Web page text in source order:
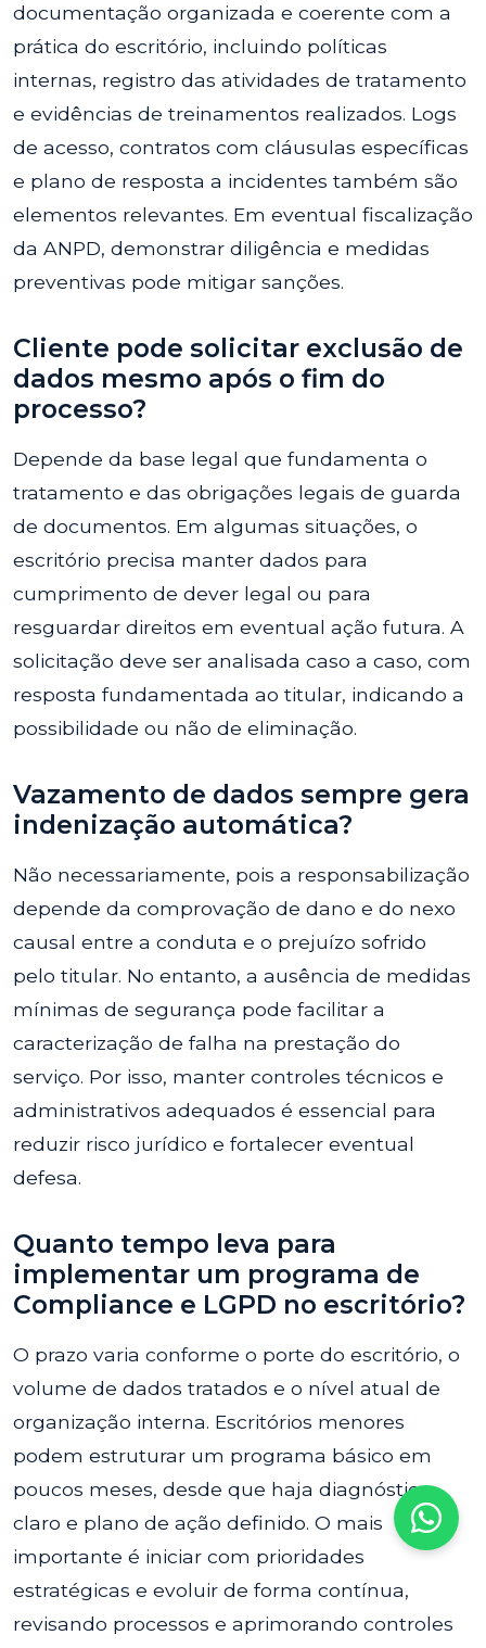
documentação organizada e coerente com a
prática do escritório, incluindo políticas
internas, registro das atividades de tratamento
e evidências de treinamentos realizados. Logs
de acesso, contratos com cláusulas específicas
e plano de resposta a incidentes também são
elementos relevantes. Em eventual fiscalização
da ANPD, demonstrar diligência e medidas
preventivas pode mitigar sanções.
Cliente pode solicitar exclusão de
dados mesmo após o fim do
processo?
Depende da base legal que fundamenta o
tratamento e das obrigações legais de guarda
de documentos. Em algumas situações, o
escritório precisa manter dados para
cumprimento de dever legal ou para
resguardar direitos em eventual ação futura. A
solicitação deve ser analisada caso a caso, com
resposta fundamentada ao titular, indicando a
possibilidade ou não de eliminação.
Vazamento de dados sempre gera
indenização automática?
Não necessariamente, pois a responsabilização
depende da comprovação de dano e do nexo
causal entre a conduta e o prejuízo sofrido
pelo titular. No entanto, a ausência de medidas
mínimas de segurança pode facilitar a
caracterização de falha na prestação do
serviço. Por isso, manter controles técnicos e
administrativos adequados é essencial para
reduzir risco jurídico e fortalecer eventual
defesa.
Quanto tempo leva para
implementar um programa de
Compliance e LGPD no escritório?
O prazo varia conforme o porte do escritório, o
volume de dados tratados e o nível atual de
organização interna. Escritórios menores
podem estruturar um programa básico em
poucos meses, desde que haja diagnóstico
claro e plano de ação definido. O mais
importante é iniciar com prioridades
estratégicas e evoluir de forma contínua,
revisando processos e aprimorando controles